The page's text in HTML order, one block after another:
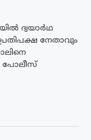
ദ്വയാർഥ
നേതാവും
പോലീസ്